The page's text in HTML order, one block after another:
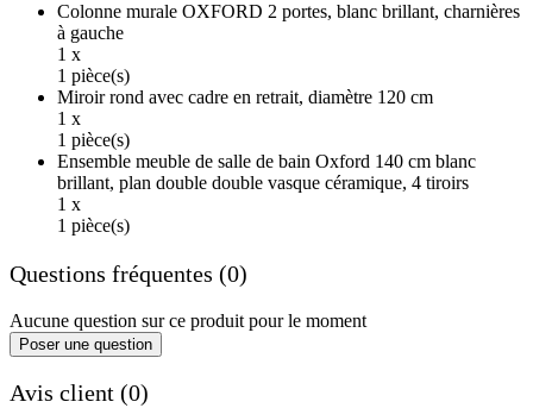
Colonne murale OXFORD 2 portes, blanc brillant, charnières
à gauche
1 x
1 pièce(s)
Miroir rond avec cadre en retrait, diamètre 120 cm
1 x
1 pièce(s)
Ensemble meuble de salle de bain Oxford 140 cm blanc
brillant, plan double double vasque céramique, 4 tiroirs
1 x
1 pièce(s)
Questions fréquentes (0)
Aucune question sur ce produit pour le moment
Poser une question
Avis client (0)